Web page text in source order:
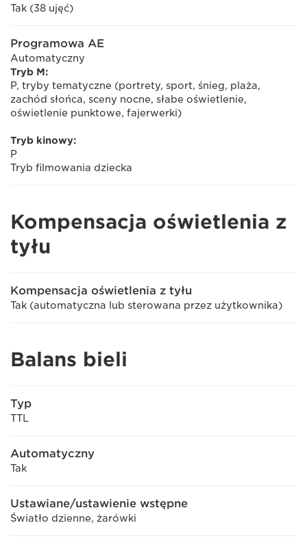
Tak (38 ujęć)
Programowa AE
Automatyczny
Tryb M:
P, tryby tematyczne (portrety, sport, śnieg, plaża,
zachód słońca, sceny nocne, słabe oświetlenie,
oświetlenie punktowe, fajerwerki)
Tryb kinowy:
P
Tryb filmowania dziecka
Kompensacja oświetlenia z
tyłu
Kompensacja oświetlenia z tyłu
Tak (automatyczna lub sterowana przez użytkownika)
Balans bieli
Typ
TTL
Automatyczny
Tak
Ustawiane/ustawienie wstępne
Światło dzienne, żarówki